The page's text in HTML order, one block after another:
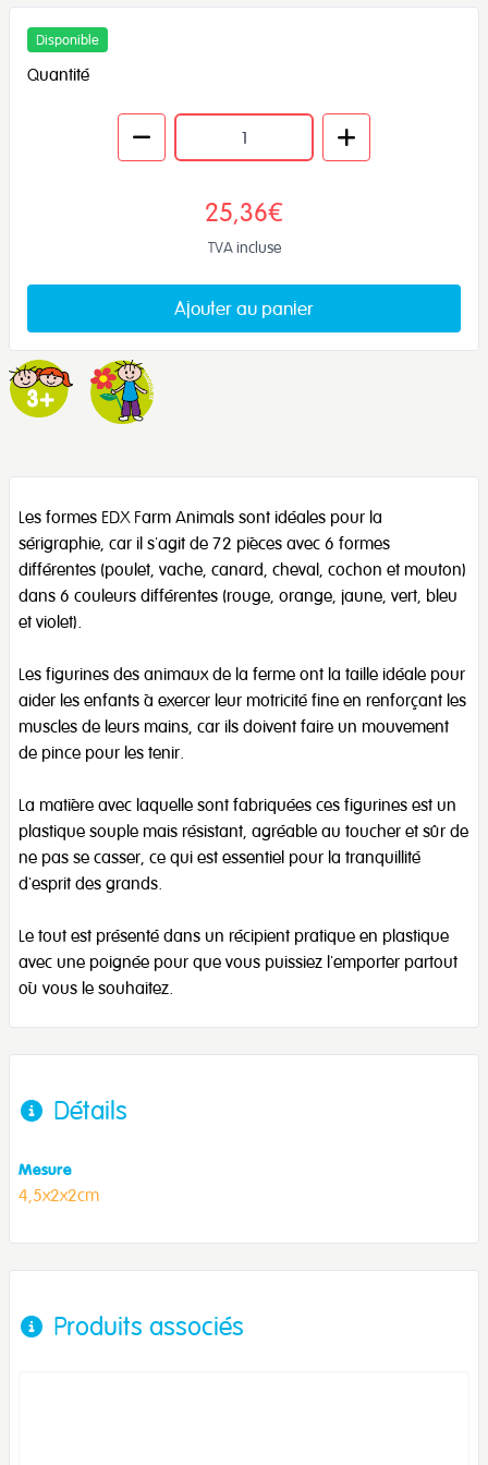
Disponible
Quantité
25,36€
TVA incluse
Ajouter au panier
Les formes EDX Farm Animals sont idéales pour la
sérigraphie, car il s'agit de 72 pièces avec 6 formes
différentes (poulet, vache, canard, cheval, cochon et mouton)
dans 6 couleurs différentes (rouge, orange, jaune, vert, bleu
et violet).
Les figurines des animaux de la ferme ont la taille idéale pour
aider les enfants à exercer leur motricité fine en renforçant les
muscles de leurs mains, car ils doivent faire un mouvement
de pince pour les tenir.
La matière avec laquelle sont fabriquées ces figurines est un
plastique souple mais résistant, agréable au toucher et sûr de
ne pas se casser, ce qui est essentiel pour la tranquillité
d'esprit des grands.
Le tout est présenté dans un récipient pratique en plastique
avec une poignée pour que vous puissiez l'emporter partout
où vous le souhaitez.
Détails
Mesure
4,5x2x2cm
Produits associés